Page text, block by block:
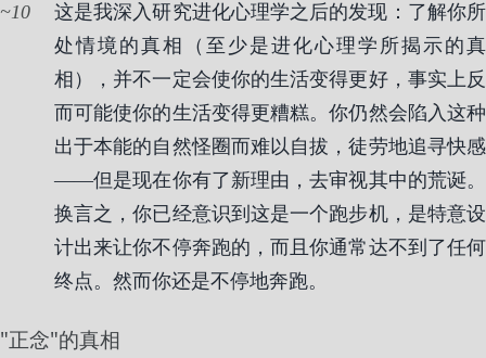
10
这是我深入研究进化心理学之后的发现：了解你所
处情境的真相（至少是进化心理学所揭示的真
相），并不一定会使你的生活变得更好，事实上反
而可能使你的生活变得更糟糕。你仍然会陷入这种
出于本能的自然怪圈而难以自拔，徒劳地追寻快感
——但是现在你有了新理由，去审视其中的荒诞。
换言之，你已经意识到这是一个跑步机，是特意设
计出来让你不停奔跑的，而且你通常达不到了任何
终点。然而你还是不停地奔跑。
"正念"的真相